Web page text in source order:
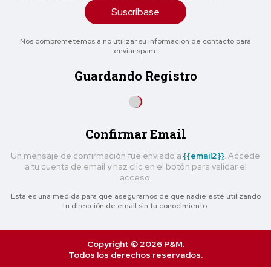
Suscríbase
Nos comprometemos a no utilizar su información de contacto para
enviar spam.
Guardando Registro
Confirmar Email
Un mensaje de confirmación fue enviado a {{email2}} . Accede
a tu cuenta de email y haz clic en el botón para validar el
acceso.
Esta es una medida para que asegurarnos de que nadie esté utilizando
tu dirección de email sin tu conocimiento.
Copyright © 2026 P&M.
Todos los derechos reservados.